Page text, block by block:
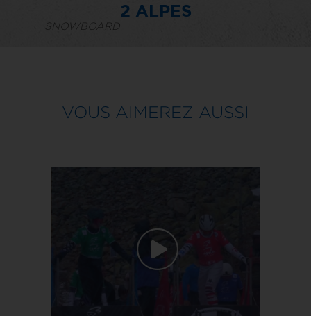
2 ALPES
SNOWBOARD
VOUS AIMEREZ AUSSI